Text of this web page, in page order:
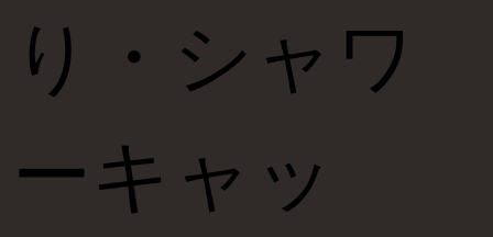
り・シャワ
ーキャッ